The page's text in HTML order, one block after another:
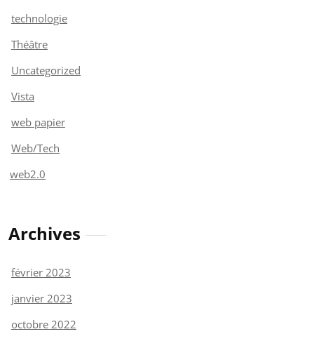
technologie
Théâtre
Uncategorized
Vista
web papier
Web/Tech
web2.0
Archives
février 2023
janvier 2023
octobre 2022